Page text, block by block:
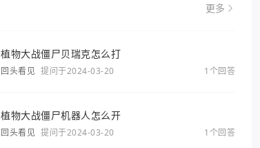
更多
植物大战僵尸贝瑞克怎么打
回头看见 提问于2024-03-20 1个回答
植物大战僵尸机器人怎么开
回头看见 提问于2024-03-20 1个回答